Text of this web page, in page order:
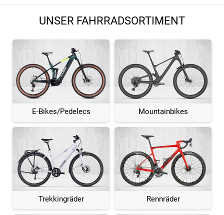
UNSER FAHRRADSORTIMENT
E-Bikes/Pedelecs Mountainbikes
Trekkingräder Rennräder